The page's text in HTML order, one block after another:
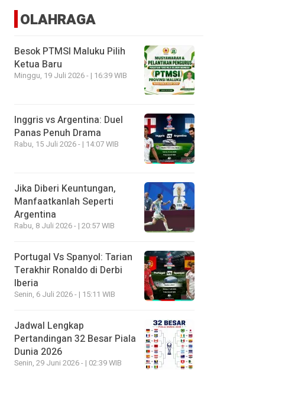
OLAHRAGA
Besok PTMSI Maluku Pilih
Ketua Baru
Minggu, 19 Juli 2026 - | 16:39 WIB
Inggris vs Argentina: Duel
Panas Penuh Drama
Rabu, 15 Juli 2026 - | 14:07 WIB
Jika Diberi Keuntungan,
Manfaatkanlah Seperti
Argentina
Rabu, 8 Juli 2026 - | 20:57 WIB
Portugal Vs Spanyol: Tarian
Terakhir Ronaldo di Derbi
Iberia
Senin, 6 Juli 2026 - | 15:11 WIB
Jadwal Lengkap
Pertandingan 32 Besar Piala
Dunia 2026
Senin, 29 Juni 2026 - | 02:39 WIB